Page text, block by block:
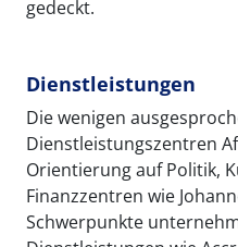
gedeckt.
Dienstleistungen
Die wenigen
Dienstleistungszentren
Orientierung auf Politik,
Finanzzentren wie
Schwerpunkte